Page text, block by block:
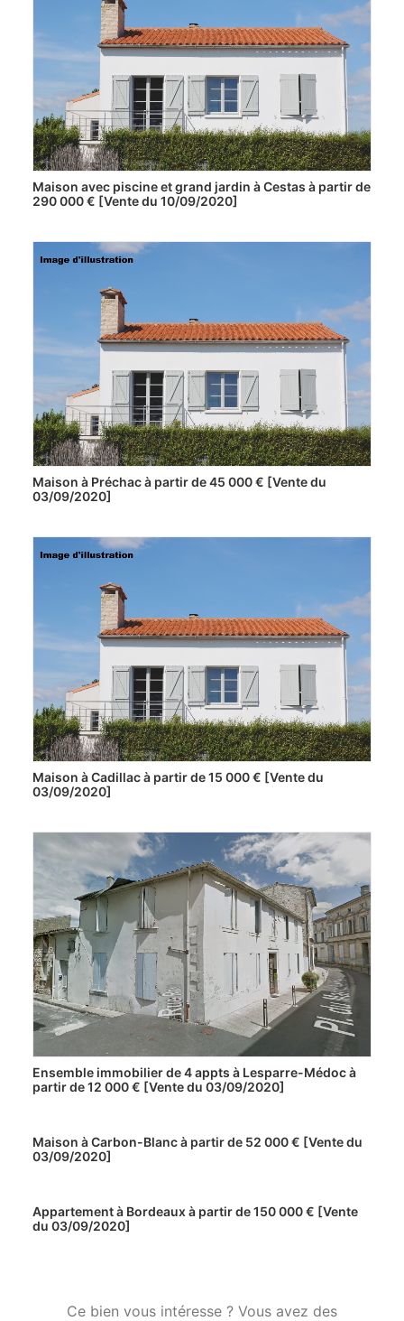
Maison avec piscine et grand jardin à Cestas à partir de
290 000 € [Vente du 10/09/2020]
Maison à Préchac à partir de 45 000 € [Vente du
03/09/2020]
Maison à Cadillac à partir de 15 000 € [Vente du
03/09/2020]
Ensemble immobilier de 4 appts à Lesparre-Médoc à
partir de 12 000 € [Vente du 03/09/2020]
Maison à Carbon-Blanc à partir de 52 000 € [Vente du
03/09/2020]
Appartement à Bordeaux à partir de 150 000 € [Vente
du 03/09/2020]
Ce bien vous intéresse ? Vous avez des